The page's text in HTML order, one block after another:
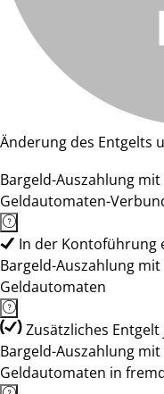
Änderung des Entgelts
Bargeld-Auszahlung
Geldautomaten-
In der Kontoführung
Bargeld-Auszahlung
Geldautomaten
Zusätzliches Entgelt
Bargeld-Auszahlung
Geldautomaten in